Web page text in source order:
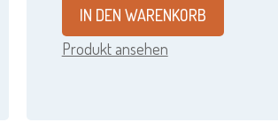
IN DEN WARENKORB
Produkt ansehen